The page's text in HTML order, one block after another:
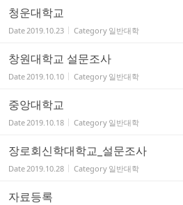
청운대학교
Date2019.10.23 Category 일반대학
창원대학교 설문조사
Date2019.10.10 Category 일반대학
중앙대학교
Date2019.10.18 Category 일반대학
장로회신학대학교_설문조사
Date2019.10.28 Category 일반대학
자료등록